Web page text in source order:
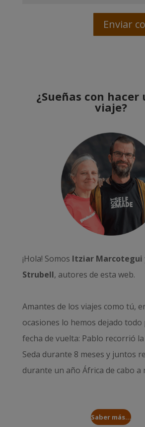
¿Sueñas con hacer
viaje?
¡Hola! Somos Itziar Marcotegui
Strubell, autores de esta web.
Amantes de los viajes como tú,
ocasiones lo hemos dejado
fecha de vuelta: Pablo recorrió la
Seda durante 8 meses y juntos
durante un año África de cabo a
Saber más...